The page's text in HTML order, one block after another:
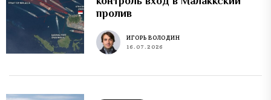
пролив
ИГОРЬ ВОЛОДИН
16.07.2026